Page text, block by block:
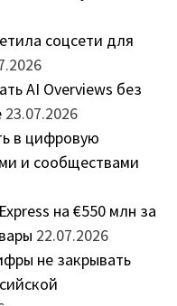
соцсети для
AI Overviews без
23.07.2026
в цифровую
и сообществами
на €550 млн за
22.07.2026
не закрывать